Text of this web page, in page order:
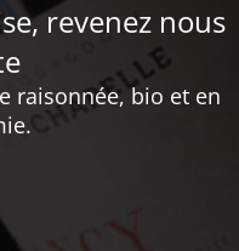
revenez nous
raisonnée, bio et en